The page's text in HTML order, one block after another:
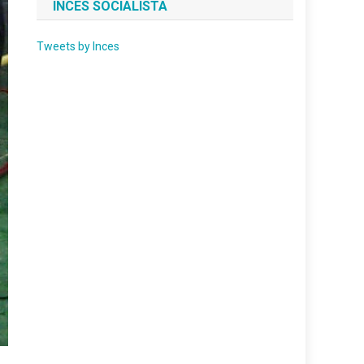
INCES SOCIALISTA
Tweets by Inces